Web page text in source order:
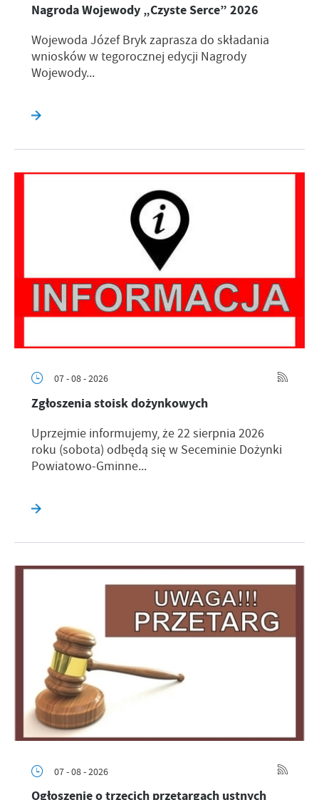
Nagroda Wojewody „Czyste Serce” 2026
Wojewoda Józef Bryk zaprasza do składania
wniosków w tegorocznej edycji Nagrody
Wojewody...
07 - 08 - 2026
Zgłoszenia stoisk dożynkowych
Uprzejmie informujemy, że 22 sierpnia 2026
roku (sobota) odbędą się w Seceminie Dożynki
Powiatowo-Gminne...
07 - 08 - 2026
Ogłoszenie o trzecich przetargach ustnych